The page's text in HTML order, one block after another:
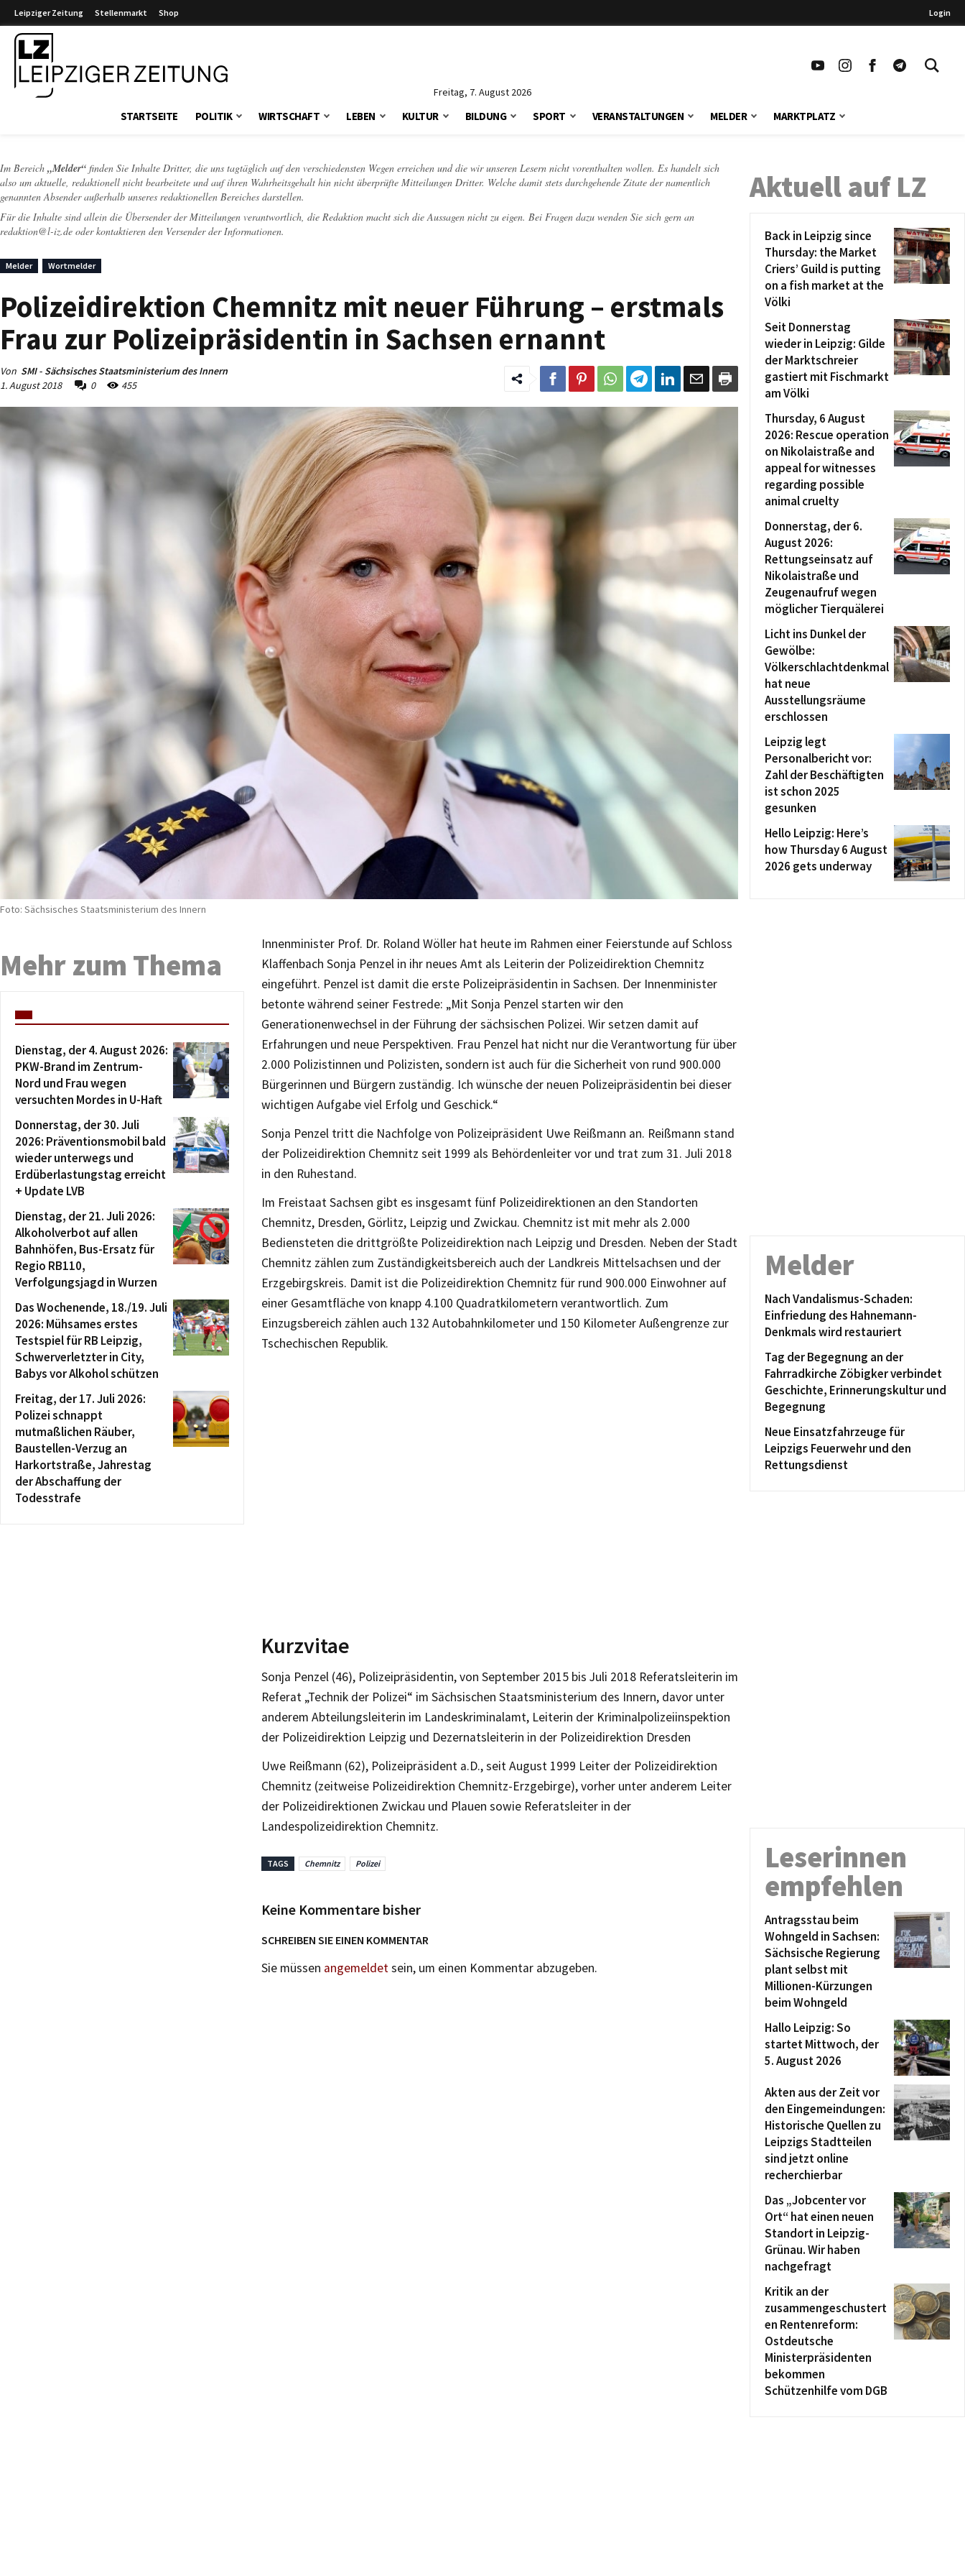
Leipziger Zeitung Stellenmarkt Shop Login
Freitag, 7. August 2026
STARTSEITE POLITIK WIRTSCHAFT LEBEN KULTUR BILDUNG SPORT VERANSTALTUNGEN MELDER MARKTPLATZ
Im Bereich „Melder“ finden Sie Inhalte Dritter, die uns tagtäglich auf den verschiedensten Wegen erreichen und die wir unseren Lesern nicht vorenthalten wollen. Es handelt sich
also um aktuelle, redaktionell nicht bearbeitete und auf ihren Wahrheitsgehalt hin nicht überprüfte Mitteilungen Dritter. Welche damit stets durchgehende Zitate der namentlich
genannten Absender außerhalb unseres redaktionellen Bereiches darstellen.
Für die Inhalte sind allein die Übersender der Mitteilungen verantwortlich, die Redaktion macht sich die Aussagen nicht zu eigen. Bei Fragen dazu wenden Sie sich gern an
redaktion@l-iz.de oder kontaktieren den Versender der Informationen.
Melder Wortmelder
Polizeidirektion Chemnitz mit neuer Führung – erstmals
Frau zur Polizeipräsidentin in Sachsen ernannt
Von SMI - Sächsisches Staatsministerium des Innern
1. August 2018
0 455
Foto: Sächsisches Staatsministerium des Innern
Innenminister Prof. Dr. Roland Wöller hat heute im Rahmen einer Feierstunde auf Schloss
Klaffenbach Sonja Penzel in ihr neues Amt als Leiterin der Polizeidirektion Chemnitz
eingeführt. Penzel ist damit die erste Polizeipräsidentin in Sachsen. Der Innenminister
betonte während seiner Festrede: „Mit Sonja Penzel starten wir den
Generationenwechsel in der Führung der sächsischen Polizei. Wir setzen damit auf
Erfahrungen und neue Perspektiven. Frau Penzel hat nicht nur die Verantwortung für über
2.000 Polizistinnen und Polizisten, sondern ist auch für die Sicherheit von rund 900.000
Bürgerinnen und Bürgern zuständig. Ich wünsche der neuen Polizeipräsidentin bei dieser
wichtigen Aufgabe viel Erfolg und Geschick.“
Sonja Penzel tritt die Nachfolge von Polizeipräsident Uwe Reißmann an. Reißmann stand
der Polizeidirektion Chemnitz seit 1999 als Behördenleiter vor und trat zum 31. Juli 2018
in den Ruhestand.
Im Freistaat Sachsen gibt es insgesamt fünf Polizeidirektionen an den Standorten
Chemnitz, Dresden, Görlitz, Leipzig und Zwickau. Chemnitz ist mit mehr als 2.000
Bediensteten die drittgrößte Polizeidirektion nach Leipzig und Dresden. Neben der Stadt
Chemnitz zählen zum Zuständigkeitsbereich auch der Landkreis Mittelsachsen und der
Erzgebirgskreis. Damit ist die Polizeidirektion Chemnitz für rund 900.000 Einwohner auf
einer Gesamtfläche von knapp 4.100 Quadratkilometern verantwortlich. Zum
Einzugsbereich zählen auch 132 Autobahnkilometer und 150 Kilometer Außengrenze zur
Tschechischen Republik.
Kurzvitae
Sonja Penzel (46), Polizeipräsidentin, von September 2015 bis Juli 2018 Referatsleiterin im
Referat „Technik der Polizei“ im Sächsischen Staatsministerium des Innern, davor unter
anderem Abteilungsleiterin im Landeskriminalamt, Leiterin der Kriminalpolizeiinspektion
der Polizeidirektion Leipzig und Dezernatsleiterin in der Polizeidirektion Dresden
Uwe Reißmann (62), Polizeipräsident a.D., seit August 1999 Leiter der Polizeidirektion
Chemnitz (zeitweise Polizeidirektion Chemnitz-Erzgebirge), vorher unter anderem Leiter
der Polizeidirektionen Zwickau und Plauen sowie Referatsleiter in der
Landespolizeidirektion Chemnitz.
TAGS Chemnitz Polizei
Keine Kommentare bisher
SCHREIBEN SIE EINEN KOMMENTAR
Sie müssen angemeldetsein, um einen Kommentar abzugeben.
Mehr zum Thema
Dienstag, der 4. August 2026:
PKW-Brand im Zentrum-
Nord und Frau wegen
versuchten Mordes in U-Haft
Donnerstag, der 30. Juli
2026: Präventionsmobil bald
wieder unterwegs und
Erdüberlastungstag erreicht
+ Update LVB
Dienstag, der 21. Juli 2026:
Alkoholverbot auf allen
Bahnhöfen, Bus-Ersatz für
Regio RB110,
Verfolgungsjagd in Wurzen
Das Wochenende, 18./19. Juli
2026: Mühsames erstes
Testspiel für RB Leipzig,
Schwerverletzter in City,
Babys vor Alkohol schützen
Freitag, der 17. Juli 2026:
Polizei schnappt
mutmaßlichen Räuber,
Baustellen-Verzug an
Harkortstraße, Jahrestag
der Abschaffung der
Todesstrafe
Aktuell auf LZ
Back in Leipzig since
Thursday: the Market
Criers’ Guild is putting
on a fish market at the
Völki
Seit Donnerstag
wieder in Leipzig: Gilde
der Marktschreier
gastiert mit Fischmarkt
am Völki
Thursday, 6 August
2026: Rescue operation
on Nikolaistraße and
appeal for witnesses
regarding possible
animal cruelty
Donnerstag, der 6.
August 2026:
Rettungseinsatz auf
Nikolaistraße und
Zeugenaufruf wegen
möglicher Tierquälerei
Licht ins Dunkel der
Gewölbe:
Völkerschlachtdenkmal
hat neue
Ausstellungsräume
erschlossen
Leipzig legt
Personalbericht vor:
Zahl der Beschäftigten
ist schon 2025
gesunken
Hello Leipzig: Here’s
how Thursday 6 August
2026 gets underway
Melder
Nach Vandalismus-Schaden:
Einfriedung des Hahnemann-
Denkmals wird restauriert
Tag der Begegnung an der
Fahrradkirche Zöbigker verbindet
Geschichte, Erinnerungskultur und
Begegnung
Neue Einsatzfahrzeuge für
Leipzigs Feuerwehr und den
Rettungsdienst
Leserinnen
empfehlen
Antragsstau beim
Wohngeld in Sachsen:
Sächsische Regierung
plant selbst mit
Millionen-Kürzungen
beim Wohngeld
Hallo Leipzig: So
startet Mittwoch, der
5. August 2026
Akten aus der Zeit vor
den Eingemeindungen:
Historische Quellen zu
Leipzigs Stadtteilen
sind jetzt online
recherchierbar
Das „Jobcenter vor
Ort“ hat einen neuen
Standort in Leipzig-
Grünau. Wir haben
nachgefragt
Kritik an der
zusammengeschustert
en Rentenreform:
Ostdeutsche
Ministerpräsidenten
bekommen
Schützenhilfe vom DGB